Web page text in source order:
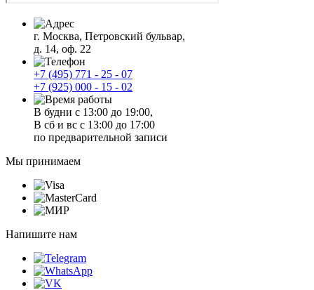
г. Москва, Петровский бульвар,
д. 14, оф. 22
+7 (495) 771 - 25 - 07
+7 (925) 000 - 15 - 02
В будни с 13:00 до 19:00,
В сб и вс с 13:00 до 17:00
по предварительной записи
Мы принимаем
Напишите нам